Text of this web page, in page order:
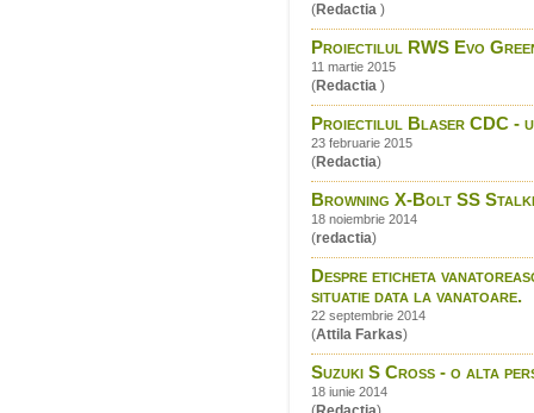
(Redactia )
Proiectilul RWS Evo
11 martie 2015
(Redactia )
Proiectilul Blaser CDC -
23 februarie 2015
(Redactia)
Browning X-Bolt SS
18 noiembrie 2014
(redactia)
Despre eticheta
situatie data la vanatoare.
22 septembrie 2014
(Attila Farkas)
Suzuki S Cross - o alta
18 iunie 2014